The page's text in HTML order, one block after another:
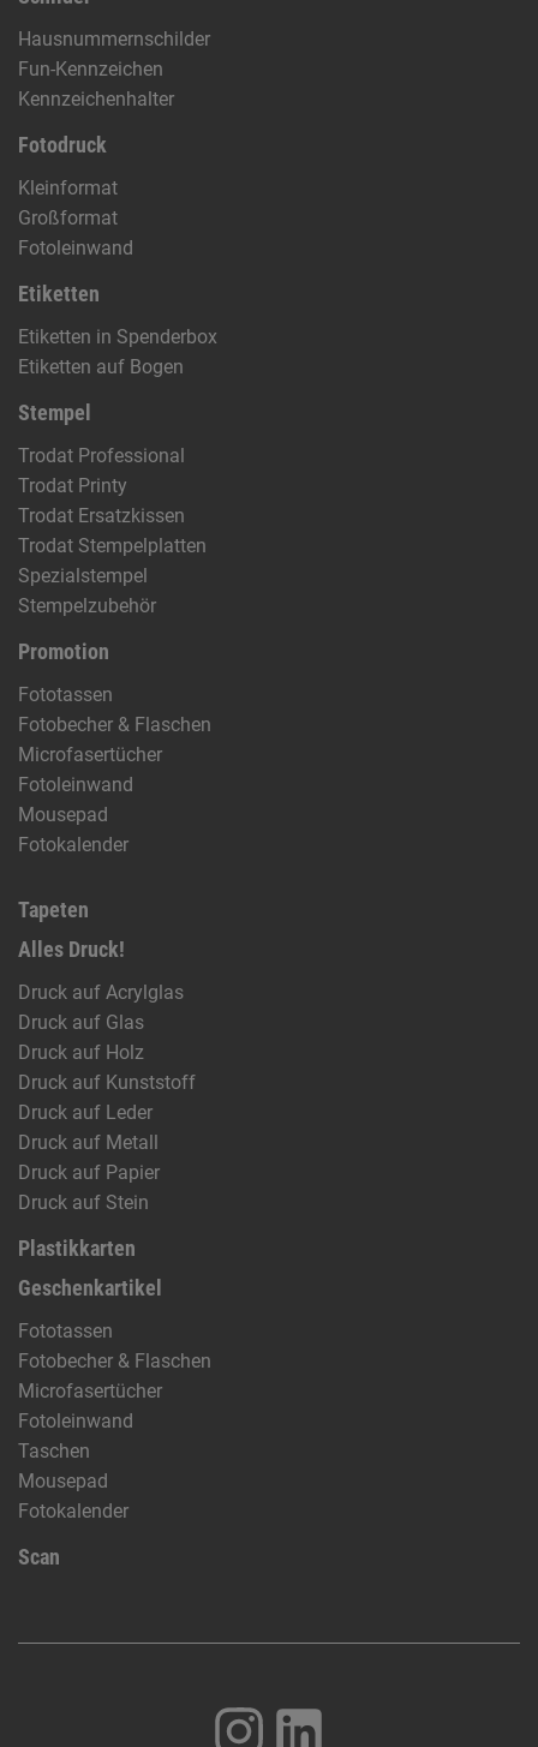
Hausnummernschilder
Fun-Kennzeichen
Kennzeichenhalter
Fotodruck
Kleinformat
Großformat
Fotoleinwand
Etiketten
Etiketten in Spenderbox
Etiketten auf Bogen
Stempel
Trodat Professional
Trodat Printy
Trodat Ersatzkissen
Trodat Stempelplatten
Spezialstempel
Stempelzubehör
Promotion
Fototassen
Fotobecher & Flaschen
Microfasertücher
Fotoleinwand
Mousepad
Fotokalender
Tapeten
Alles Druck!
Druck auf Acrylglas
Druck auf Glas
Druck auf Holz
Druck auf Kunststoff
Druck auf Leder
Druck auf Metall
Druck auf Papier
Druck auf Stein
Plastikkarten
Geschenkartikel
Fototassen
Fotobecher & Flaschen
Microfasertücher
Fotoleinwand
Taschen
Mousepad
Fotokalender
Scan